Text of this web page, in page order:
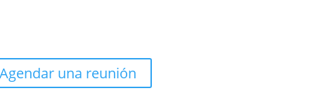
Agendar una reunión